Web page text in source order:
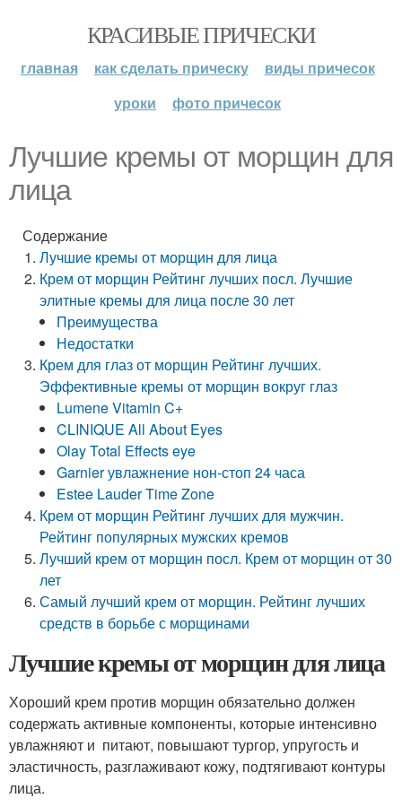
КРАСИВЫЕ ПРИЧЕСКИ
главная как сделать прическу
виды причесок
уроки
фото причесок
Лучшие кремы от морщин для
лица
Содержание
Лучшие кремы от морщин для лица
Крем от морщин Рейтинг лучших посл. Лучшие
элитные кремы для лица после 30 лет
Преимущества
Недостатки
Крем для глаз от морщин Рейтинг лучших.
Эффективные кремы от морщин вокруг глаз
Lumene Vitamin C+
CLINIQUE All About Eyes
Olay Total Effects eye
Garnier увлажнение нон-стоп 24 часа
Estee Lauder Time Zone
Крем от морщин Рейтинг лучших для мужчин.
Рейтинг популярных мужских кремов
Лучший крем от морщин посл. Крем от морщин от 30
лет
Самый лучший крем от морщин. Рейтинг лучших
средств в борьбе с морщинами
Лучшие кремы от морщин для лица
Хороший крем против морщин обязательно должен
содержать активные компоненты, которые интенсивно
увлажняют и питают, повышают тургор, упругость и
эластичность, разглаживают кожу, подтягивают контуры
лица.